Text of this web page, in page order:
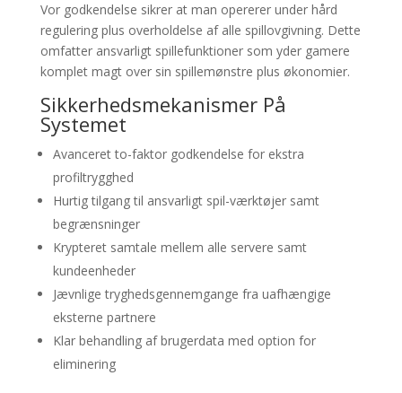
Vor godkendelse sikrer at man opererer under hård
regulering plus overholdelse af alle spillovgivning. Dette
omfatter ansvarligt spillefunktioner som yder gamere
komplet magt over sin spillemønstre plus økonomier.
Sikkerhedsmekanismer På
Systemet
Avanceret to-faktor godkendelse for ekstra
profiltrygghed
Hurtig tilgang til ansvarligt spil-værktøjer samt
begrænsninger
Krypteret samtale mellem alle servere samt
kundeenheder
Jævnlige tryghedsgennemgange fra uafhængige
eksterne partnere
Klar behandling af brugerdata med option for
eliminering